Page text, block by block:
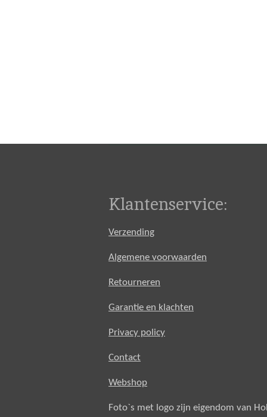
Klantenservice:
Verzending
Algemene voorwaarden
Retourneren
Garantie en klachten
Privacy policy
Contact
Webshop
Foto`s met logo zijn eigendom van